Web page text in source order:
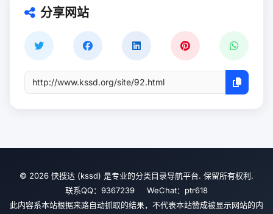
分享网站
© 2026 快搜达 (kssd) 是专业的分类目录导航平台. 保留所有权利.
联系QQ：9367239 WeChat：ptr618
此内容系本站根据来路自动抓取的结果，不代表本站赞成被显示网站的内